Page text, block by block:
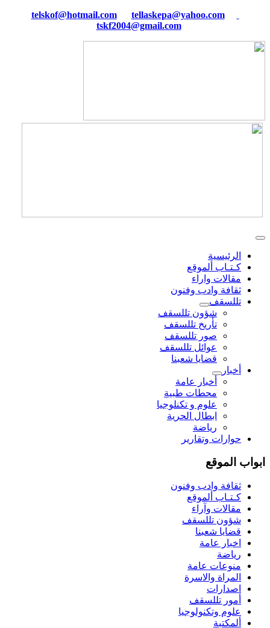
tellaskepa@yahoo.com
tskf2004@gmail.com
الرئيسية
كـتـاب ألموقع
مقالات واراء
ثقافة وادب وفنون
تللسقف
شؤون تللسقف
تأريخ تللسقف
صور تللسقف
عوائل تللسقف
قضايا شعبنا
أخبار
أخبار عامة
محطات طبية
علوم و تکنلوجیا
ابطال الحرية
رياضة
حوارات وتقارير
ابواب الموقع
ثقافة وادب وفنون
كـتـاب ألموقع
مقالات وآراء
شؤون تللسقف
قضايا شعبنا
اخبار عامة
رياضة
منوعات عامة
المراة والاسرة
اصدارات
أمور تللسقف
علوم وتكنولوجيا
ألمكتبة